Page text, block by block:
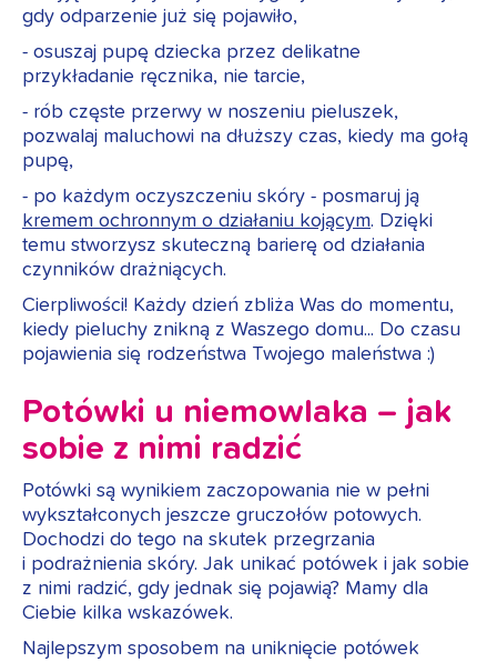
gdy odparzenie już się pojawiło,
- osuszaj pupę dziecka przez delikatne
przykładanie ręcznika, nie tarcie,
- rób częste przerwy w noszeniu pieluszek,
pozwalaj maluchowi na dłuższy czas, kiedy ma gołą
pupę,
- po każdym oczyszczeniu skóry - posmaruj ją
kremem ochronnym o działaniu kojącym. Dzięki
temu stworzysz skuteczną barierę od działania
czynników drażniących.
Cierpliwości! Każdy dzień zbliża Was do momentu,
kiedy pieluchy znikną z Waszego domu... Do czasu
pojawienia się rodzeństwa Twojego maleństwa :)
Potówki u niemowlaka – jak
sobie z nimi radzić
Potówki są wynikiem zaczopowania nie w pełni
wykształconych jeszcze gruczołów potowych.
Dochodzi do tego na skutek przegrzania
i podrażnienia skóry. Jak unikać potówek i jak sobie
z nimi radzić, gdy jednak się pojawią? Mamy dla
Ciebie kilka wskazówek.
Najlepszym sposobem na uniknięcie potówek